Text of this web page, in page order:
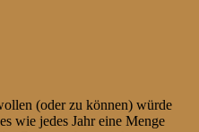
(oder zu können) würde
wie jedes Jahr eine Menge